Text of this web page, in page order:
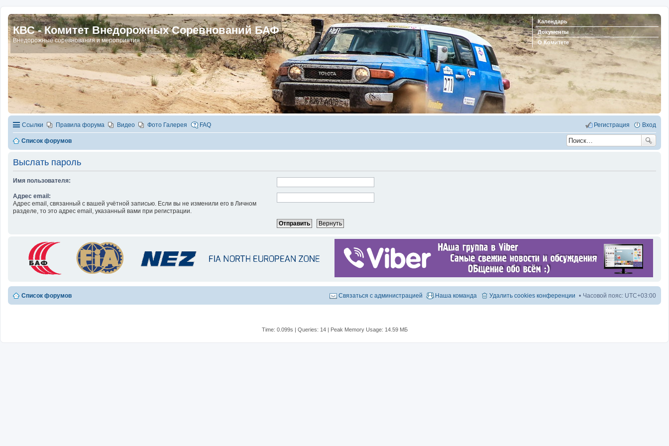
КВС - Комитет Внедорожных Соревнований БАФ
Внедорожные соревнования и мероприятия
Календарь
Документы
О Комитете
Ссылки Правила форума Видео Фото Галерея FAQ Вход
Регистрация
Список форумов
Выслать пароль
Имя пользователя:
Адрес email:
Адрес email, связанный с вашей учётной записью. Если вы не изменили его в Личном
разделе, то это адрес email, указанный вами при регистрации.
Список форумов Часовой пояс: UTC+03:00
Удалить cookies конференции
Наша команда
Связаться с администрацией
Time: 0.099s Queries: 14| Peak Memory Usage: 14.59 МБ